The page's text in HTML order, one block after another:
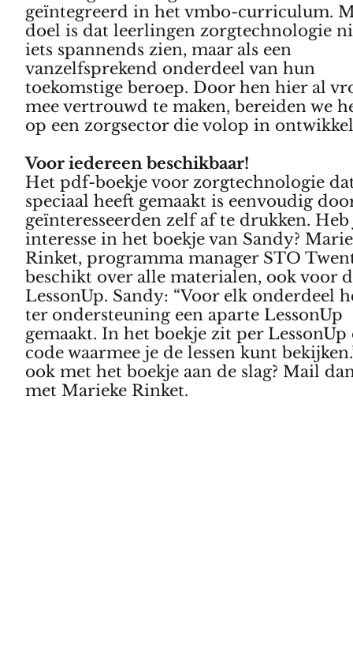
geïntegreerd in het vmbo-curriculum.
doel is dat leerlingen zorgtechnologie
iets spannends zien, maar als een
vanzelfsprekend onderdeel van hun
toekomstige beroep. Door hen hier al
mee vertrouwd te maken, bereiden we
op een zorgsector die volop in
Voor iedereen beschikbaar!
Het pdf-boekje voor zorgtechnologie
speciaal heeft gemaakt is eenvoudig
geïnteresseerden zelf af te drukken. Heb
interesse in het boekje van Sandy?
Rinket, programma manager STO
beschikt over alle materialen, ook voor
LessonUp. Sandy: “Voor elk onderdeel
ter ondersteuning een aparte LessonUp
gemaakt. In het boekje zit per LessonUp
code waarmee je de lessen kunt
ook met het boekje aan de slag? Mail
met Marieke Rinket.